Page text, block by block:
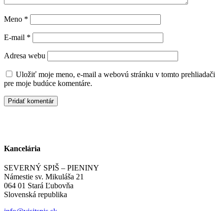
Meno *
E-mail *
Adresa webu
Uložiť moje meno, e-mail a webovú stránku v tomto prehliadači
pre moje budúce komentáre.
Kancelária
SEVERNÝ SPIŠ – PIENINY
Námestie sv. Mikuláša 21
064 01 Stará Ľubovňa
Slovenská republika